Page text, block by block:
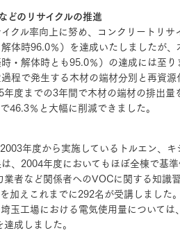
どのリサイクルの推進
クル率向上に努め、コンクリートリ
体時96.0％）を達成いたしましたが
・解体時とも95.0％）の達成には至り
程で発生する木材の端材分別と再資
度までの3年間で木材の端材の排出
46.3％と大幅に削減できました。
年度から実施しているトルエン、
、2004年度においてもほぼ全棟で基
者など関係者へのVOCに関する知識
加えこれまでに292名が受講しました。
玉工場における電気使用量については
成しました。